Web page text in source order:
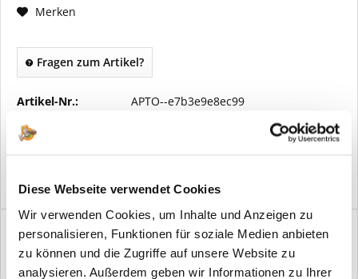
Diese Webseite verwendet Cookies
Wir verwenden Cookies, um Inhalte und Anzeigen zu
personalisieren, Funktionen für soziale Medien anbieten
zu können und die Zugriffe auf unsere Website zu
analysieren. Außerdem geben wir Informationen zu Ihrer
Merken
Fragen zum Artikel?
Artikel-Nr.: APTO--e7b3e9e8ec99
Vorteile
Windfangelemente online am Bildschirm konfigurieren und
einbaufertig bestellen. In wenigen...